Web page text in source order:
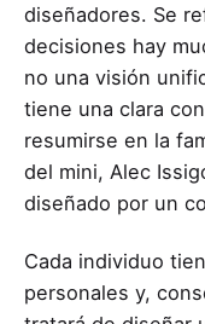
diseñadores. Se
decisiones hay
no una visión
tiene una clara
resumirse en la
del mini, Alec
diseñado por un
Cada individuo
personales y,